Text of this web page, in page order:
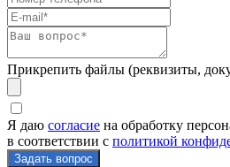
Прикрепить файлы (реквизиты,
Я даю согласие на обработку
в соответствии с политикой